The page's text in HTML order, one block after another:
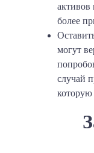
активов
более
могут
случай